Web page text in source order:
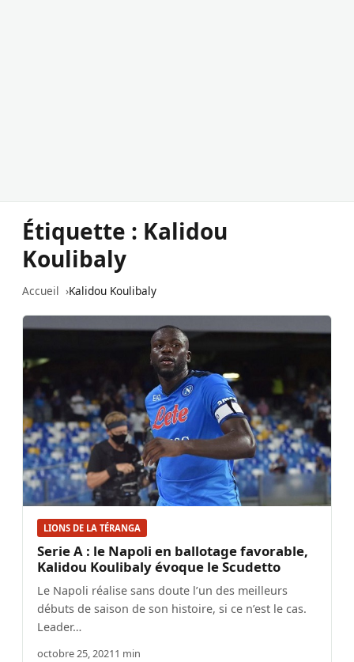
Étiquette : Kalidou
Koulibaly
Accueil Kalidou Koulibaly
LIONS DE LA TÉRANGA
Serie A : le Napoli en ballotage favorable,
Kalidou Koulibaly évoque le Scudetto
Le Napoli réalise sans doute l’un des meilleurs
débuts de saison de son histoire, si ce n’est le cas.
Leader…
octobre 25, 20211 min